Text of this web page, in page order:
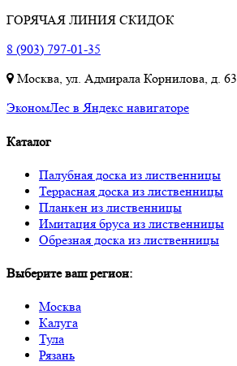
ГОРЯЧАЯ ЛИНИЯ СКИДОК
8 (903) 797-01-35
Москва, ул. Адмирала Корнилова, д. 63
ЭкономЛес в Яндекс навигаторе
Каталог
Палубная доска из лиственницы
Террасная доска из лиственницы
Планкен из лиственницы
Имитация бруса из лиственницы
Обрезная доска из лиственницы
Выберите ваш регион:
Москва
Калуга
Тула
Рязань